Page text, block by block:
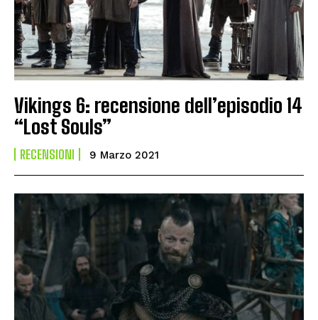
Vikings 6: recensione dell’episodio 14
“Lost Souls”
RECENSIONI 9 Marzo 2021